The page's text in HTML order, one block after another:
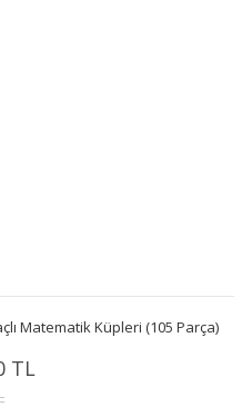
Matematik Küpleri (105 Parça)
TL